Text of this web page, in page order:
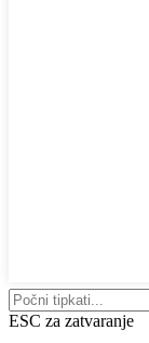
ESC za zatvaranje